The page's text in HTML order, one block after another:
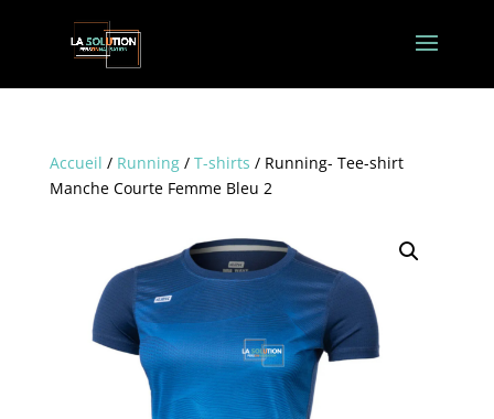
Accueil / Running/ T-shirts / Running- Tee-shirt
Manche Courte Femme Bleu 2